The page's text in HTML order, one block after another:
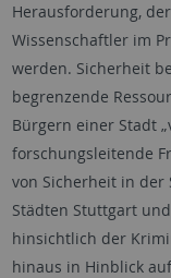
Herausforderung,
Wissenschaftler im
werden. Sicherheit
begrenzende
Bürgern einer Stadt
forschungsleitende
von Sicherheit in der
Städten Stuttgart
hinsichtlich der
hinaus in Hinblick